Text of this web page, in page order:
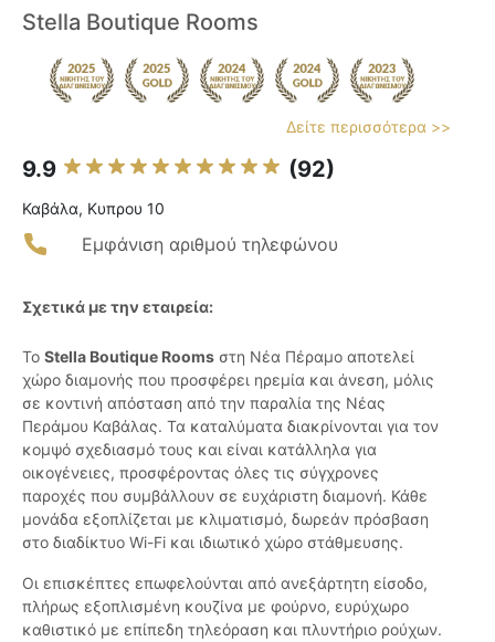
Stella Boutique Rooms
Δείτε περισσότερα >>
9.9 (92)
Καβάλα, Κυπρου 10
Εμφάνιση αριθμού τηλεφώνου
Σχετικά με την εταιρεία:
Το Stella Boutique Rooms στη Νέα Πέραμο αποτελεί
χώρο διαμονής που προσφέρει ηρεμία και άνεση, μόλις
σε κοντινή απόσταση από την παραλία της Νέας
Περάμου Καβάλας. Τα καταλύματα διακρίνονται για τον
κομψό σχεδιασμό τους και είναι κατάλληλα για
οικογένειες, προσφέροντας όλες τις σύγχρονες
παροχές που συμβάλλουν σε ευχάριστη διαμονή. Κάθε
μονάδα εξοπλίζεται με κλιματισμό, δωρεάν πρόσβαση
στο διαδίκτυο Wi-Fi και ιδιωτικό χώρο στάθμευσης.
Οι επισκέπτες επωφελούνται από ανεξάρτητη είσοδο,
πλήρως εξοπλισμένη κουζίνα με φούρνο, ευρύχωρο
καθιστικό με επίπεδη τηλεόραση και πλυντήριο ρούχων.